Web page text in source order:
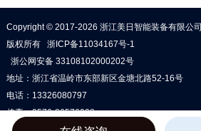
Copyright © 2017-2026 浙江美日智能装备有限公司
版权所有 浙ICP备11034167号-1
浙公网安备 33108102000202号
地址：浙江省温岭市东部新区金塘北路52-16号
电话：13326080797
传真：0576-86576008